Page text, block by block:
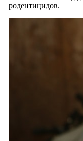
родентицидов.